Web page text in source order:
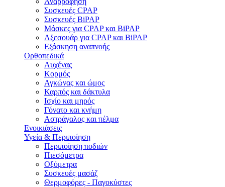
Συσκευές CPAP
Συσκευές BiPAP
Μάσκες για CPAP και BiPAP
Αξεσουάρ για CPAP και BiPAP
Εξάσκηση αναπνοής
Ορθοπεδικά
Αυχένας
Κορμός
Αγκώνας και ώμος
Καρπός και δάκτυλα
Ισχίο και μηρός
Γόνατο και κνήμη
Αστράγαλος και πέλμα
Ενοικιάσεις
Υγεία & Περιποίηση
Περιποίηση ποδιών
Πιεσόμετρα
Οξύμετρα
Συσκευές μασάζ
Θερμοφόρες - Παγοκύστες